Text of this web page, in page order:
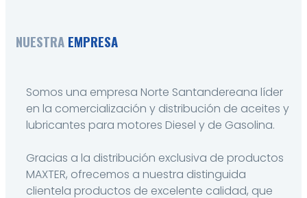
NUESTRA EMPRESA
Somos una empresa Norte Santandereana líder
en la comercialización y distribución de aceites y
lubricantes para motores Diesel y de Gasolina.
Gracias a la distribución exclusiva de productos
MAXTER, ofrecemos a nuestra distinguida
clientela productos de excelente calidad, que